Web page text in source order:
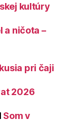
kultúry
a ničota –
pri čaji
2026
Som v